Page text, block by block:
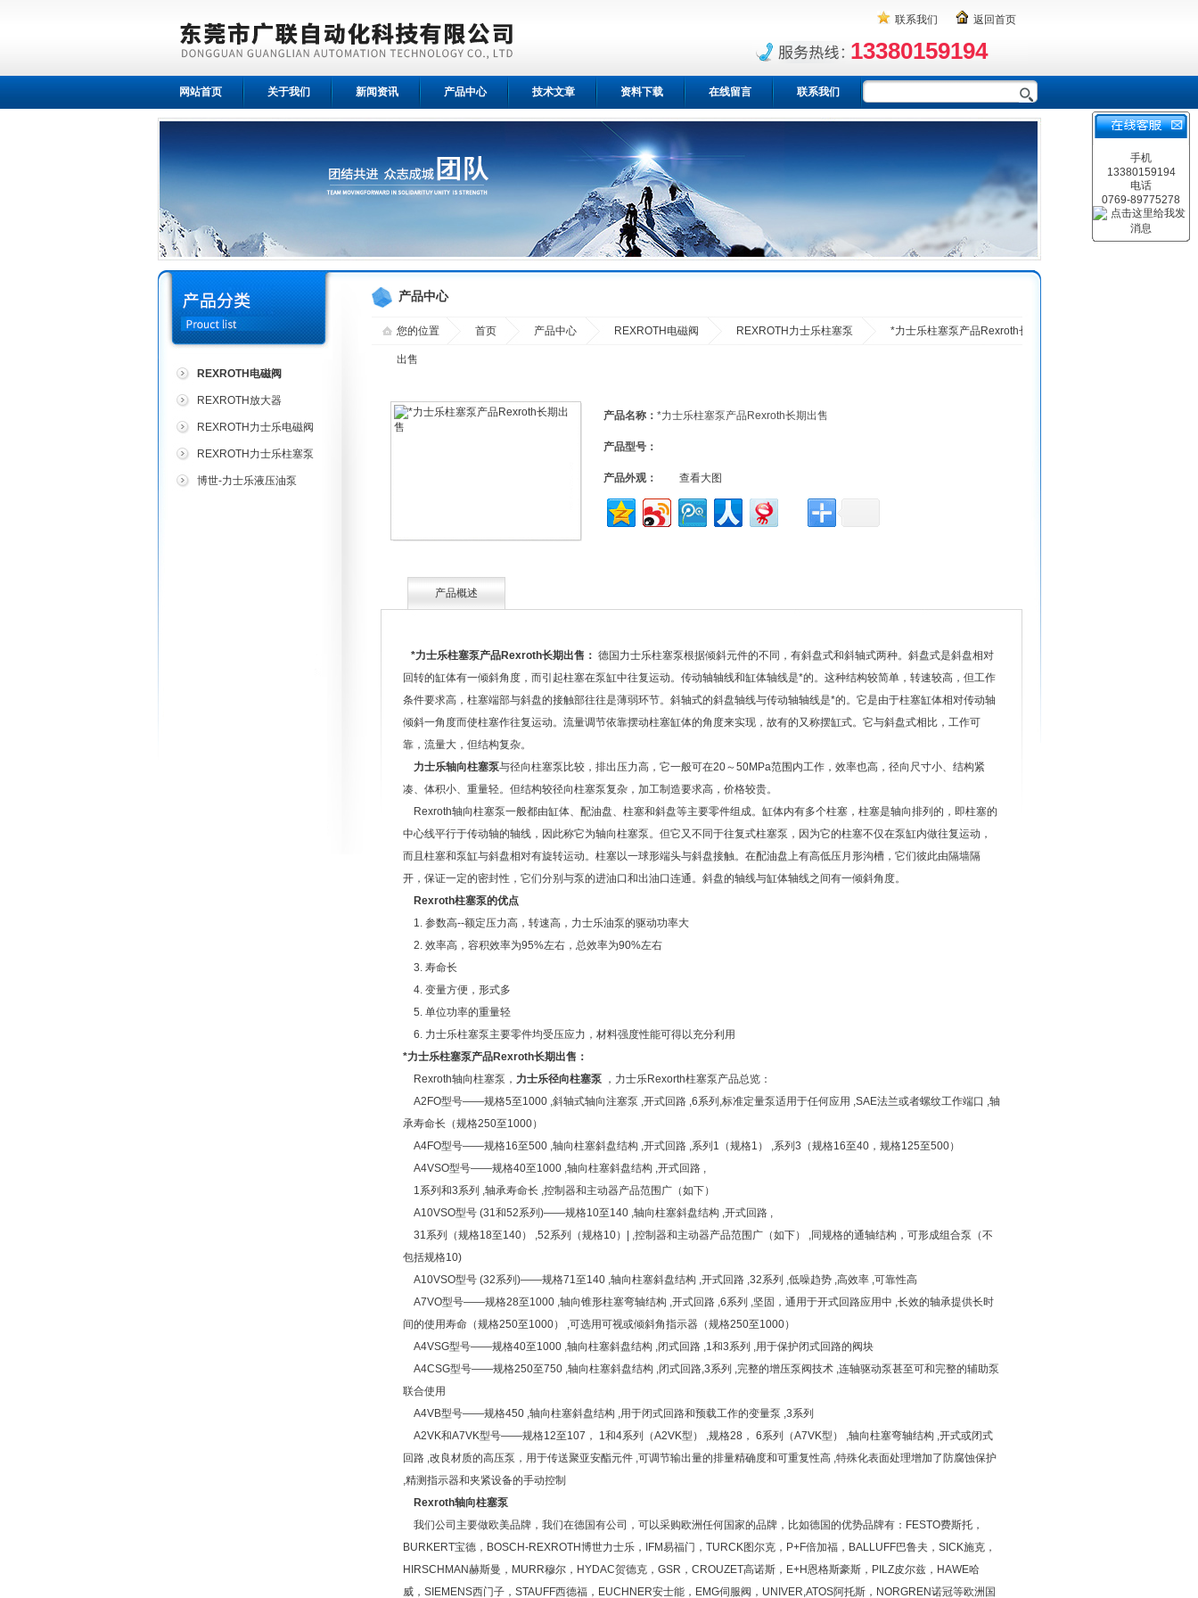
联系我们 返回首页
13380159194
网站首页 关于我们 新闻资讯 产品中心 技术文章 资料下载 在线留言 联系我们
REXROTH电磁阀
REXROTH放大器
REXROTH力士乐电磁阀
REXROTH力士乐柱塞泵
博世-力士乐液压油泵
产品中心
您的位置 首页 产品中心 REXROTH电磁阀 REXROTH力士乐柱塞泵 *力士乐柱塞泵产品Rexroth长期
出售
产品名称： *力士乐柱塞泵产品Rexroth长期出售
产品型号：
产品外观： 查看大图
产品概述
*力士乐柱塞泵产品Rexroth长期出售 ： 德国力士乐柱塞泵根据倾斜元件的不同，有斜盘式和斜轴式两种。斜盘式是斜盘相对
回转的缸体有一倾斜角度，而引起柱塞在泵缸中往复运动。传动轴轴线和缸体轴线是*的。这种结构较简单，转速较高，但工作
条件要求高，柱塞端部与斜盘的接触部往往是薄弱环节。斜轴式的斜盘轴线与传动轴轴线是*的。它是由于柱塞缸体相对传动轴
倾斜一角度而使柱塞作往复运动。流量调节依靠摆动柱塞缸体的角度来实现，故有的又称摆缸式。它与斜盘式相比，工作可
靠，流量大，但结构复杂。
力士乐轴向柱塞泵与径向柱塞泵比较，排出压力高，它一般可在20～50MPa范围内工作，效率也高，径向尺寸小、结构紧
凑、体积小、重量轻。但结构较径向柱塞泵复杂，加工制造要求高，价格较贵。
Rexroth轴向柱塞泵一般都由缸体、配油盘、柱塞和斜盘等主要零件组成。缸体内有多个柱塞，柱塞是轴向排列的，即柱塞的
中心线平行于传动轴的轴线，因此称它为轴向柱塞泵。但它又不同于往复式柱塞泵，因为它的柱塞不仅在泵缸内做往复运动，
而且柱塞和泵缸与斜盘相对有旋转运动。柱塞以一球形端头与斜盘接触。在配油盘上有高低压月形沟槽，它们彼此由隔墙隔
开，保证一定的密封性，它们分别与泵的进油口和出油口连通。斜盘的轴线与缸体轴线之间有一倾斜角度。
Rexroth柱塞泵的优点
1. 参数高--额定压力高，转速高，力士乐油泵的驱动功率大
2. 效率高，容积效率为95%左右，总效率为90%左右
3. 寿命长
4. 变量方便，形式多
5. 单位功率的重量轻
6. 力士乐柱塞泵主要零件均受压应力，材料强度性能可得以充分利用
*力士乐柱塞泵产品Rexroth长期出售 ：
Rexroth轴向柱塞泵， 力士乐径向柱塞泵，力士乐Rexorth柱塞泵产品总览：
A2FO型号——规格5至1000 ,斜轴式轴向注塞泵 ,开式回路 ,6系列,标准定量泵适用于任何应用 ,SAE法兰或者螺纹工作端口 ,轴
承寿命长（规格250至1000）
A4FO型号——规格16至500 ,轴向柱塞斜盘结构 ,开式回路 ,系列1（规格1） ,系列3（规格16至40，规格125至500）
A4VSO型号——规格40至1000 ,轴向柱塞斜盘结构 ,开式回路 ,
1系列和3系列 ,轴承寿命长 ,控制器和主动器产品范围广（如下）
A10VSO型号 (31和52系列)——规格10至140 ,轴向柱塞斜盘结构 ,开式回路 ,
31系列（规格18至140） ,52系列（规格10）| ,控制器和主动器产品范围广（如下） ,同规格的通轴结构，可形成组合泵（不
包括规格10)
A10VSO型号 (32系列)——规格71至140 ,轴向柱塞斜盘结构 ,开式回路 ,32系列 ,低噪趋势 ,高效率 ,可靠性高
A7VO型号——规格28至1000 ,轴向锥形柱塞弯轴结构 ,开式回路 ,6系列 ,坚固，通用于开式回路应用中 ,长效的轴承提供长时
间的使用寿命（规格250至1000） ,可选用可视或倾斜角指示器（规格250至1000）
A4VSG型号——规格40至1000 ,轴向柱塞斜盘结构 ,闭式回路 ,1和3系列 ,用于保护闭式回路的阀块
A4CSG型号——规格250至750 ,轴向柱塞斜盘结构 ,闭式回路,3系列 ,完整的增压泵阀技术 ,连轴驱动泵甚至可和完整的辅助泵
联合使用
A4VB型号——规格450 ,轴向柱塞斜盘结构 ,用于闭式回路和预载工作的变量泵 ,3系列
A2VK和A7VK型号——规格12至107， 1和4系列（A2VK型） ,规格28， 6系列（A7VK型） ,轴向柱塞弯轴结构 ,开式或闭式
回路 ,改良材质的高压泵，用于传送聚亚安酯元件 ,可调节输出量的排量精确度和可重复性高 ,特殊化表面处理增加了防腐蚀保护
,精测指示器和夹紧设备的手动控制
Rexroth轴向柱塞泵
我们公司主要做欧美品牌，我们在德国有公司，可以采购欧洲任何国家的品牌，比如德国的优势品牌有：FESTO费斯托，
BURKERT宝德，BOSCH-REXROTH博世力士乐，IFM易福门，TURCK图尔克，P+F倍加福，BALLUFF巴鲁夫，SICK施克，
HIRSCHMAN赫斯曼，MURR穆尔，HYDAC贺德克，GSR，CROUZET高诺斯，E+H恩格斯豪斯，PILZ皮尔兹，HAWE哈
威，SIEMENS西门子，STAUFF西德福，EUCHNER安士能，EMG伺服阀，UNIVER,ATOS阿托斯，NORGREN诺冠等欧洲国
手机
13380159194
电话
0769-89775278